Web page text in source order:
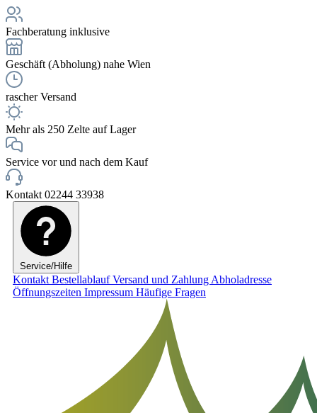
Fachberatung inklusive
Geschäft (Abholung) nahe Wien
rascher Versand
Mehr als 250 Zelte auf Lager
Service vor und nach dem Kauf
Kontakt 02244 33938
Service/Hilfe
Kontakt BestellablaufVersand und Zahlung Abholadresse
Öffnungszeiten Impressum Häufige Fragen